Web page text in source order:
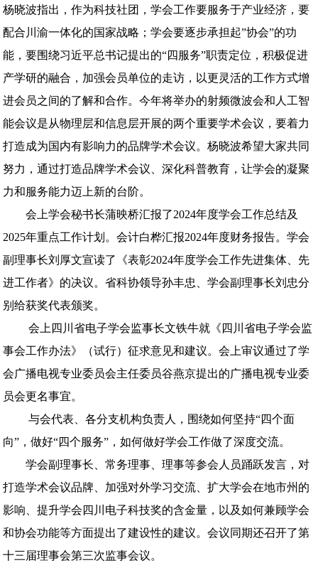
杨晓波指出，作为科技社团，学会工作要服务于产业经济，要
配合川渝一体化的国家战略；学会要逐步承担起”协会”的功
能，要围绕习近平总书记提出的“四服务”职责定位，积极促进
产学研的融合，加强会员单位的走访，以更灵活的工作方式增
进会员之间的了解和合作。今年将举办的射频微波会和人工智
能会议是从物理层和信息层开展的两个重要学术会议，要着力
打造成为国内有影响力的品牌学术会议。杨晓波希望大家共同
努力，通过打造品牌学术会议、深化科普教育，让学会的凝聚
力和服务能力迈上新的台阶。
会上学会秘书长蒲映桥汇报了2024年度学会工作总结及
2025年重点工作计划。 会计白桦汇报2024年度财务报告。 学会
副理事长刘厚文宣读了《表彰2024年度学会工作先进集体、先
进工作者》的决议。省科协领导孙丰忠、学会副理事长刘忠分
别给获奖代表颁奖。
会上四川省电子学会监事长文铁牛就《四川省电子学会监
事会工作办法》（试行）征求意见和建议。 会上审议通过了学
会广播电视专业委员会主任委员谷燕京提出的广播电视专业委
员会更名事宜。
与会代表、各分支机构负责人，围绕如何坚持“四个面
向”，做好“四个服务”，如何做好学会工作做了深度交流。
学会副理事长、常务理事、理事等参会人员踊跃发言，对
打造学术会议品牌、加强对外学习交流、扩大学会在地市州的
影响、提升学会四川电子科技奖的含金量，以及如何兼顾学会
和协会功能等方面提出了建设性的建议。会议同期还召开了第
十三届理事会第三次监事会议。